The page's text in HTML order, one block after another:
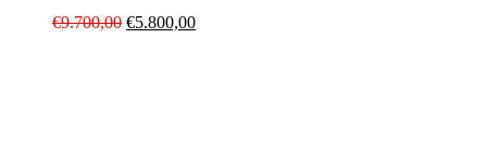
€9.700,00 Ursprünglicher
€5.800,00Aktueller